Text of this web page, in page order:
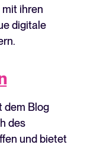
ihren
digitale
dem Blog
des
und bietet